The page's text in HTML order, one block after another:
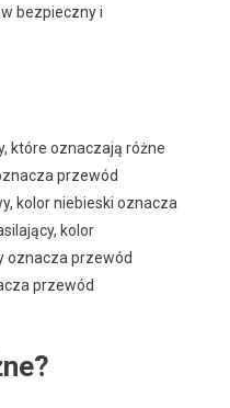
bezpieczny i
które oznaczają różne
przewód
kolor niebieski oznacza
kolor
oznacza przewód
przewód